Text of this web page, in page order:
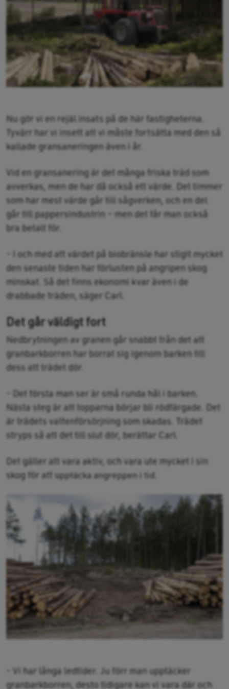
Nu gör vi en rejäl insats på de här fastigheterna.
Tyvärr har vi insett att vi måste fortsätta med den så
kallade gransaneringen även i år.
Vid en gransanering är det många friska träd som
avverkas, men de har då också ett värde. Det timmer
som har mest värde går till sågverken, och en del
går till pappersindustrin – men det får man också
bra betalt för.
- I och med att värdet på biobränsle har stigit mycket
den senaste tiden har förlusten på angripen skog
minskat. Så det finns ekonomi kvar även i de
drabbade träden, säger Carl.
Det går väldigt fort
Nedbrytningen av granen går snabbt från det att
granbarkborren har borrat sig igenom barken till
dess att trädet dör.
- Det första man ser är små runda hål i barken.
Nästa steg är att topparna börjar bli rödfärgade. Det
är trädets vattenförsörjning som skadas. Trädet
stryps så att det till slut dör, berättar Carl.
Det gäller att vara aktiv, och vara ute mycket i sin
skog för att upptäcka angreppen i tid.
- Vi har långa ledtider. Ju förr man upptäcker
granbarkborren, desto tidigare kan vi vara där och